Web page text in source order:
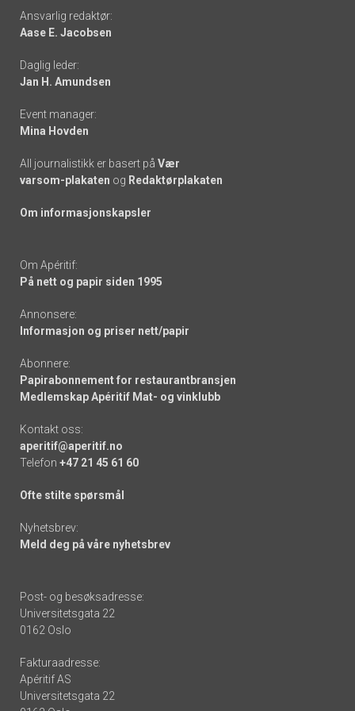
Footer
-
links
Ansvarlig redaktør:
Aase E. Jacobsen
Daglig leder:
Jan H. Amundsen
Event manager:
Mina Hovden
All journalistikk er basert på Vær
varsom-plakaten og Redaktørplakaten
Om informasjonskapsler
Om Apéritif:
På nett og papir siden 1995
Annonsere:
Informasjon og priser nett/papir
Abonnere:
Papirabonnement for restaurantbransjen
Medlemskap Apéritif Mat- og vinklubb
Kontakt oss:
aperitif@aperitif.no
Telefon +47 21 45 61 60
Ofte stilte spørsmål
Nyhetsbrev:
Meld deg på våre nyhetsbrev
Post- og besøksadresse:
Universitetsgata 22
0162 Oslo
Fakturaadresse:
Apéritif AS
Universitetsgata 22